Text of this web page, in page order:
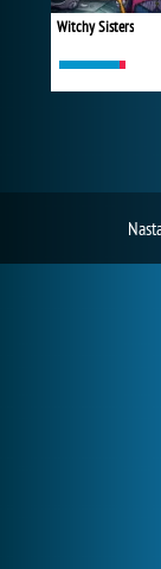
Witchy Sisters